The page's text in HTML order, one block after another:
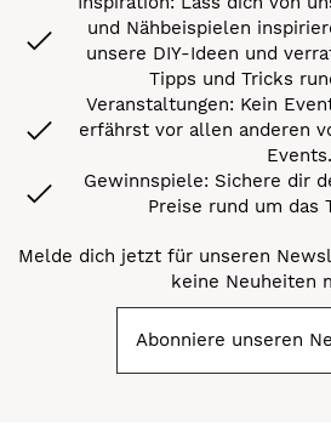
und Nähbeispielen
unsere DIY-Ideen und
Tipps und Tricks
Veranstaltungen: Kein
erfährst vor allen anderen
Events.
Gewinnspiele: Sichere dir
Preise rund um das
Melde dich jetzt für unseren
keine Neuheiten
Abonniere unseren